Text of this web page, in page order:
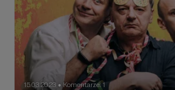
15.03.2023 ● Komentarze: 1